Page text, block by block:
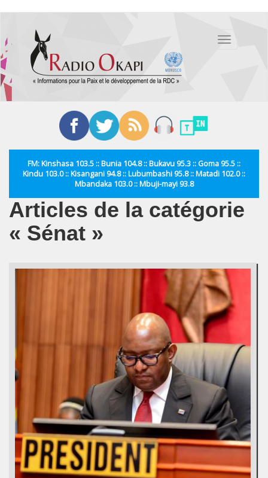
contenu
principal
Toggle
FM: Kinshasa 103.5 :: Bunia 104.8 :: Bukavu 95.3 :: Goma 95.5 ::
Kindu 103.0 :: Kisangani 94.8 :: Lubumbashi 95.8 :: Matadi 102.0 ::
Mbandaka 103.0 :: Mbuji-mayi 93.8
Articles de la catégorie
« Sénat »